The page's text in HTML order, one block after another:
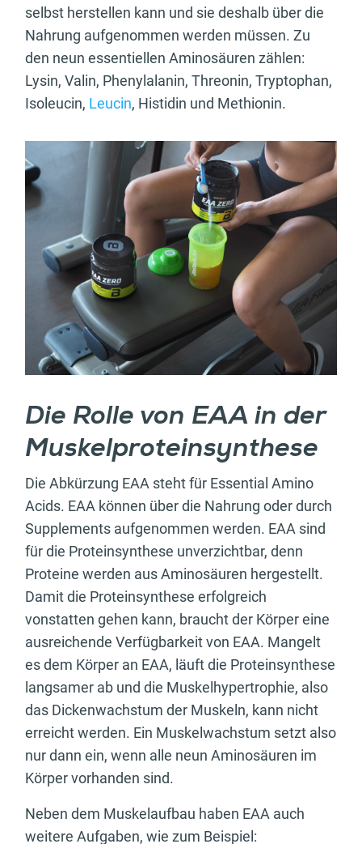
selbst herstellen kann und sie deshalb über die
Nahrung aufgenommen werden müssen. Zu
den neun essentiellen Aminosäuren zählen:
Lysin, Valin, Phenylalanin, Threonin, Tryptophan,
Isoleucin, Leucin, Histidin und Methionin.
Die Rolle von EAA in der
Muskelproteinsynthese
Die Abkürzung EAA steht für Essential Amino
Acids. EAA können über die Nahrung oder durch
Supplements aufgenommen werden. EAA sind
für die Proteinsynthese unverzichtbar, denn
Proteine werden aus Aminosäuren hergestellt.
Damit die Proteinsynthese erfolgreich
vonstatten gehen kann, braucht der Körper eine
ausreichende Verfügbarkeit von EAA. Mangelt
es dem Körper an EAA, läuft die Proteinsynthese
langsamer ab und die Muskelhypertrophie, also
das Dickenwachstum der Muskeln, kann nicht
erreicht werden. Ein Muskelwachstum setzt also
nur dann ein, wenn alle neun Aminosäuren im
Körper vorhanden sind.
Neben dem Muskelaufbau haben EAA auch
weitere Aufgaben, wie zum Beispiel: